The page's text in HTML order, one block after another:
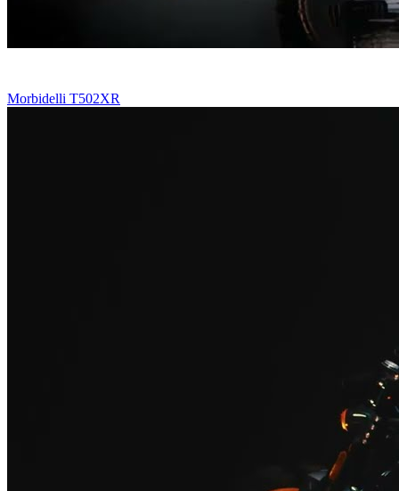
Morbidelli T502XR